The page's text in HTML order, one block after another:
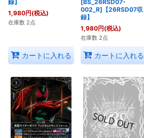
録】
1,980円(税込)
在庫数 2点
カートに入れる
[BS_26RSD07-
002_R]【26RSD07収
録】
1,980円(税込)
在庫数 2点
カートに入れる